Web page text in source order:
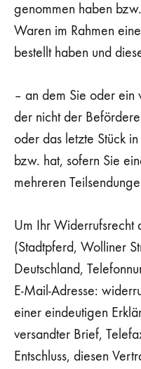
genommen haben
Waren im Rahmen
bestellt haben und
– an dem Sie oder ein
der nicht der
oder das letzte Stück
bzw. hat, sofern Sie
mehreren
Um Ihr Widerrufsrecht
(Stadtpferd, Wolliner
Deutschland,
E-Mail-Adresse:
einer eindeutigen
versandter Brief,
Entschluss, diesen